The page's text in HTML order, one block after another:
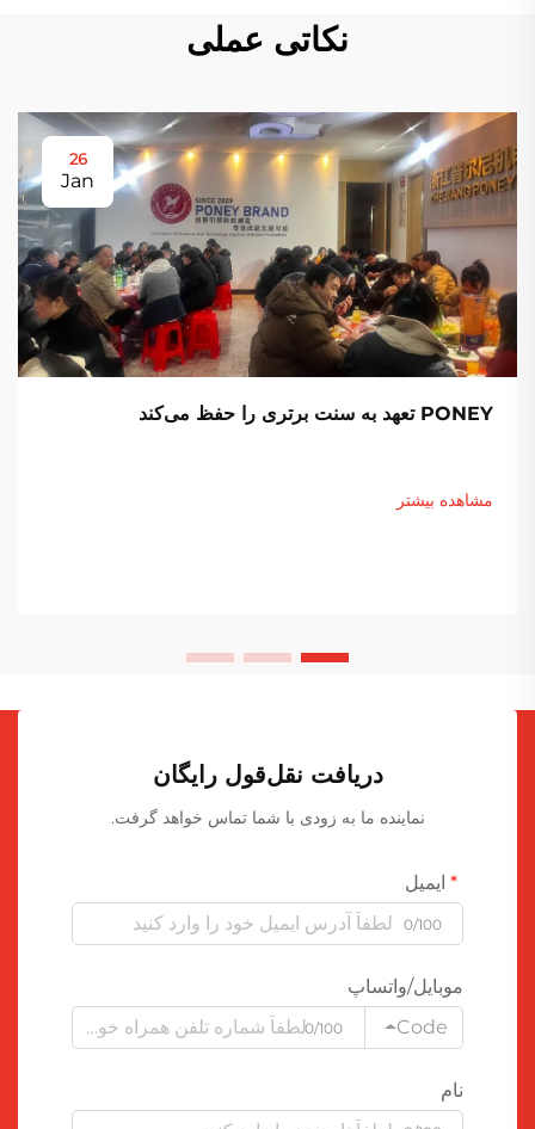
نکاتی عملی
26
Jan
PONEY تعهد به سنت برتری را حفظ می‌کند
مشاهده بیشتر
دریافت نقل‌قول رایگان
نماینده ما به زودی با شما تماس خواهد گرفت.
ایمیل
0/100
موبایل/واتساپ
Code
0/100
نام